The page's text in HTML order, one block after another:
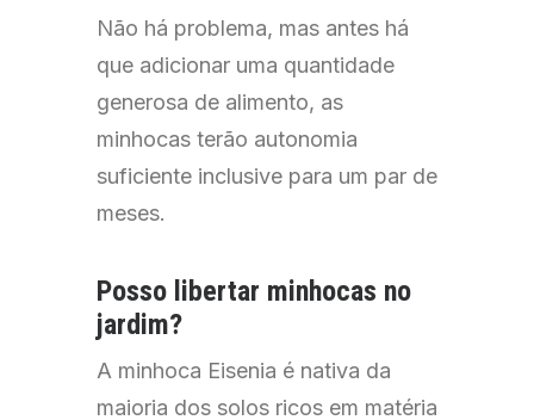
Não há problema, mas antes há
que adicionar uma quantidade
generosa de alimento, as
minhocas terão autonomia
suficiente inclusive para um par de
meses.
Possolibertar minhocas no
jardim?
A minhoca Eisenia é nativa da
maioria dos solos ricos em matéria